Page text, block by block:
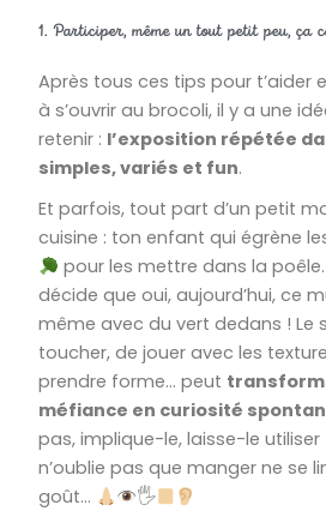
1. Participer, même un tout petit peu, ça
Après tous ces tips pour t’aider
à s’ouvrir au brocoli, il y a une
retenir : l’exposition répétée
simples, variés et fun.
Et parfois, tout part d’un petit
cuisine : ton enfant qui égrène
pour les mettre dans la
décide que oui, aujourd’hui, ce
même avec du vert dedans ! Le
toucher, de jouer avec les
prendre forme… peut
méfiance en curiosité
pas, implique-le, laisse-le utiliser
n’oublie pas que manger ne se
goût…
🖐